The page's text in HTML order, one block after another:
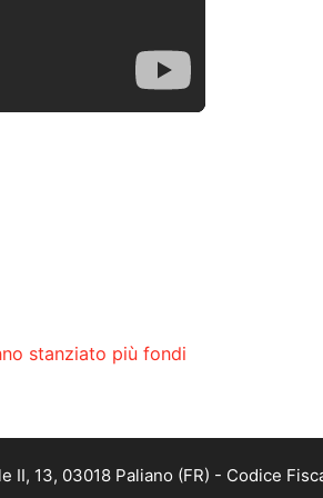
stanziato più fondi
13, 03018 Paliano (FR) - Codice